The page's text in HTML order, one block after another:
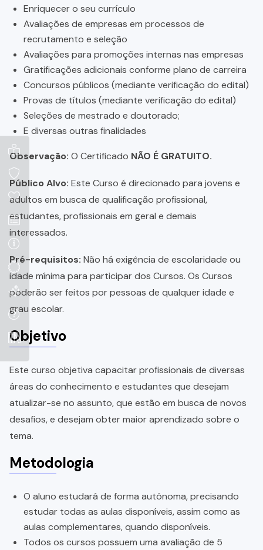
Enriquecer o seu currículo
Avaliações de empresas em processos de
recrutamento e seleção
Avaliações para promoções internas nas empresas
Gratificações adicionais conforme plano de carreira
Concursos públicos (mediante verificação do edital)
Provas de títulos (mediante verificação do edital)
Seleções de mestrado e doutorado;
E diversas outras finalidades
Observação: O Certificado NÃO É GRATUITO.
Público Alvo: Este Curso é direcionado para jovens e
adultos em busca de qualificação profissional,
estudantes, profissionais em geral e demais
interessados.
Pré-requisitos: Não há exigência de escolaridade ou
idade mínima para participar dos Cursos. Os Cursos
poderão ser feitos por pessoas de qualquer idade e
grau escolar.
Objetivo
Este curso objetiva capacitar profissionais de diversas
áreas do conhecimento e estudantes que desejam
atualizar-se no assunto, que estão em busca de novos
desafios, e desejam obter maior aprendizado sobre o
tema.
Metodologia
O aluno estudará de forma autônoma, precisando
estudar todas as aulas disponíveis, assim como as
aulas complementares, quando disponíveis.
Todos os cursos possuem uma avaliação de 5